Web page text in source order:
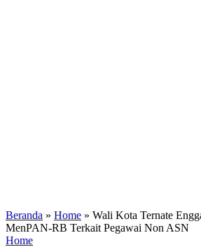
Beranda » Home » Wali Kota Ternate
MenPAN-RB Terkait Pegawai Non ASN
Home